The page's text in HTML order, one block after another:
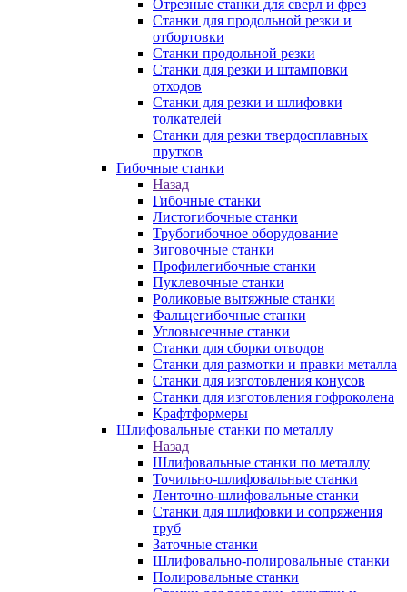
Отрезные станки для сверл и фрез
Станки для продольной резки и
отбортовки
Станки продольной резки
Станки для резки и штамповки
отходов
Станки для резки и шлифовки
толкателей
Станки для резки твердосплавных
прутков
Гибочные станки
Назад
Гибочные станки
Листогибочные станки
Трубогибочное оборудование
Зиговочные станки
Профилегибочные станки
Пуклевочные станки
Роликовые вытяжные станки
Фальцегибочные станки
Угловысечные станки
Станки для сборки отводов
Станки для размотки и правки металла
Станки для изготовления конусов
Станки для изготовления гофроколена
Крафтформеры
Шлифовальные станки по металлу
Назад
Шлифовальные станки по металлу
Точильно-шлифовальные станки
Ленточно-шлифовальные станки
Станки для шлифовки и сопряжения
труб
Заточные станки
Шлифовально-полировальные станки
Полировальные станки